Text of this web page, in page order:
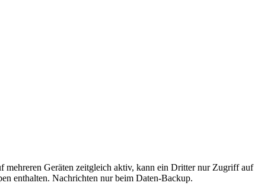
mehreren Geräten zeitgleich aktiv, kann ein Dritter nur Zugriff auf
enthalten. Nachrichten nur beim Daten-Backup.